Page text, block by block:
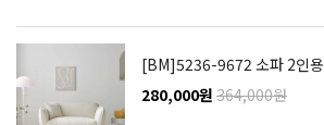
[BM]5236-9672 소파 2인용
280,000원 364,000원